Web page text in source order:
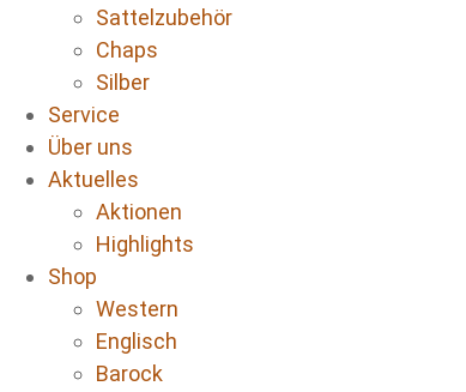
Sattelzubehör
Chaps
Silber
Service
Über uns
Aktuelles
Aktionen
Highlights
Shop
Western
Englisch
Barock